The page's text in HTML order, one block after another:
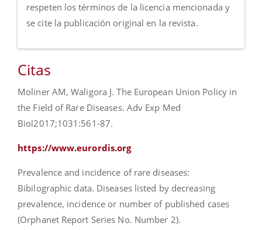
respeten los términos de la licencia mencionada y
se cite la publicación original en la revista.
Citas
Moliner AM, Waligora J. The European Union Policy in
the Field of Rare Diseases. Adv Exp Med
Biol2017;1031:561-87.
https://www.eurordis.org
Prevalence and incidence of rare diseases:
Bibilographic data. Diseases listed by decreasing
prevalence, incidence or number of published cases
(Orphanet Report Series No. Number 2).